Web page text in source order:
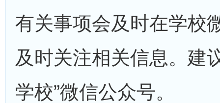
有关事项会及时在学校
及时关注相关信息。建
学校”微信公众号。